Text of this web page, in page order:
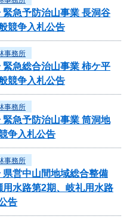
緊急予防治山事業 長洞谷
競争入札公告
事務所
緊急総合治山事業 柿ケ平
競争入札公告
事務所
緊急予防治山事業 筒洞地
争入札公告
事務所
県営中山間地域総合整備
水路第2期、岐礼用水路
告